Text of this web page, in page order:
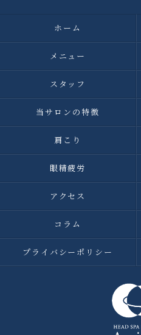
ホーム
メニュー
スタッフ
当サロンの特徴
肩こり
眼精疲労
アクセス
コラム
プライバシーポリシー